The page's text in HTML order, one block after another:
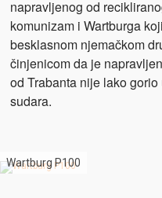
napravljenog od
komunizam i Wartburga
besklasnom njemačkom
činjenicom da je
od Trabanta nije lako
sudara.
Wartburg P100